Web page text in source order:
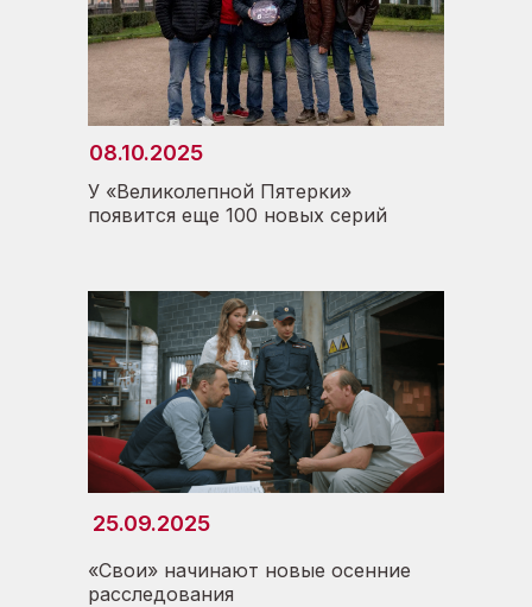
25.09.2025
«Свои» начинают новые осенние
расследования
08.10.2025
У «Великолепной Пятерки»
появится еще 100 новых серий